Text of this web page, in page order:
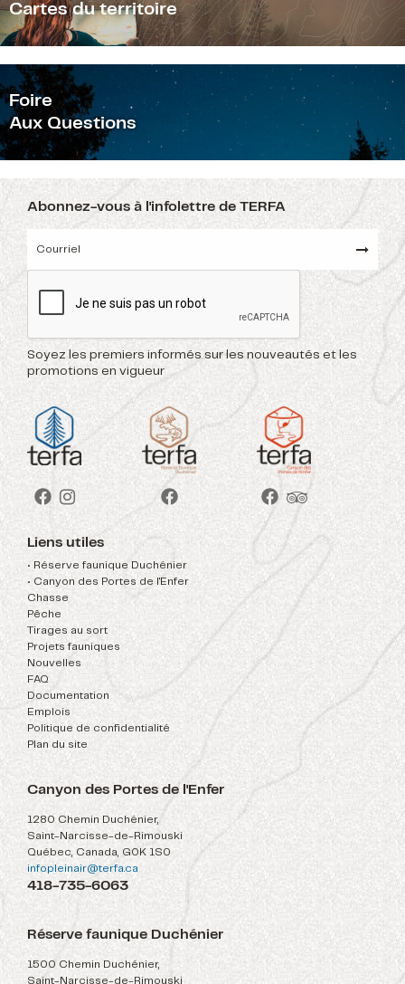
Cartes du territoire
Foire
Aux Questions
Abonnez-vous à l'infolettre de TERFA
Soyez les premiers informés sur les nouveautés et les
promotions en vigueur
Liens utiles
• Réserve faunique Duchénier
Nouvelles
• Canyon des Portes de l'Enfer
FAQ
Chasse
Documentation
Pêche
Emplois
Tirages au sort
Politique de confidentialité
Projets fauniques
Plan du site
Canyon des Portes de l'Enfer
1280 Chemin Duchénier,
Saint-Narcisse-de-Rimouski
Québec, Canada, G0K 1S0
infopleinair@terfa.ca
418-735-6063
Réserve faunique Duchénier
1500 Chemin Duchénier,
Saint-Narcisse-de-Rimouski